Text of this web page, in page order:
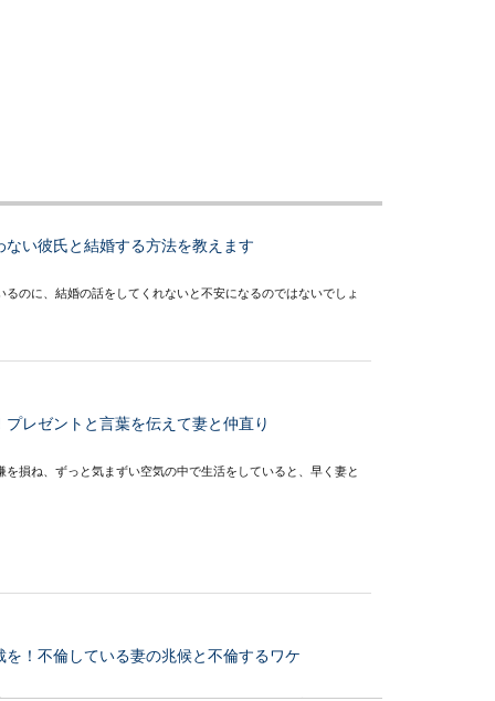
い彼氏と結婚する方法を教えます
のに、結婚の話をしてくれないと不安になるのではないでしょ
レゼントと言葉を伝えて妻と仲直り
損ね、ずっと気まずい空気の中で生活をしていると、早く妻と
！不倫している妻の兆候と不倫するワケ